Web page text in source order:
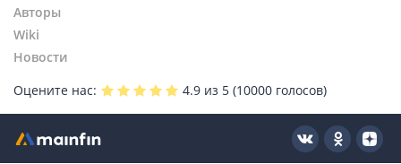
Авторы
Wiki
Новости
Оцените нас:
4.9 из 5 (10000 голосов)